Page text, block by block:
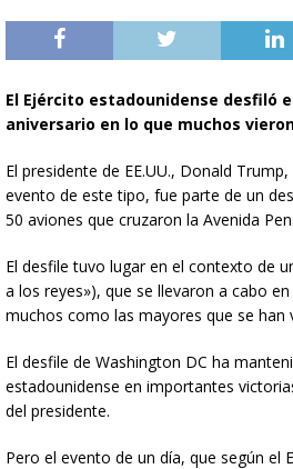
El Ejército estadounidense desfiló
aniversario en lo que muchos
El presidente de EE.UU., Donald
evento de este tipo, fue parte de un
50 aviones que cruzaron la Avenida
El desfile tuvo lugar en el contexto de
a los reyes»), que se llevaron a cabo
muchos como las mayores que se
El desfile de Washington DC ha
estadounidense en importantes
del presidente.
Pero el evento de un día, que según el